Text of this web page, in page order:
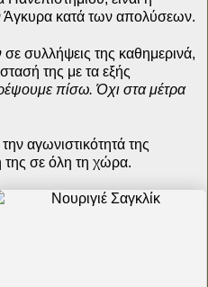
Άγκυρα κατά των απολύσεων.
συλλήψεις της καθημερινά,
της με τα εξής
πίσω. Όχι στα μέτρα
αγωνιστικότητά της
σε όλη τη χώρα.